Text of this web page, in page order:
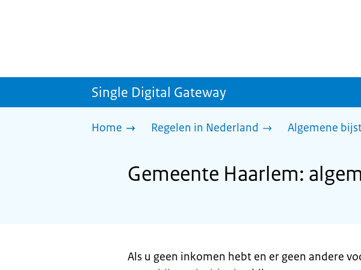
Single Digital Gateway
Home Regelen in Nederland Algemene
Gemeente Haarlem:
Als u geen inkomen hebt en er geen andere